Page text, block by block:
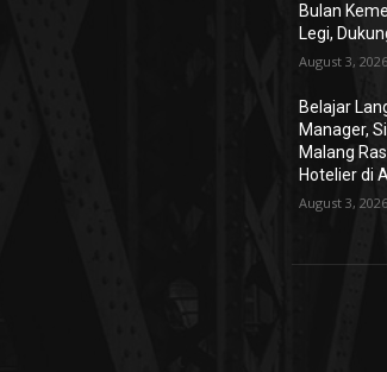
Bulan
Legi,
August 3, 2026
Belajar
Manager,
Malang
Hotelier di
August 3, 2026